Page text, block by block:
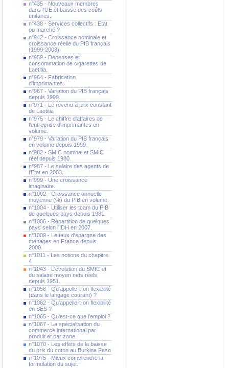
n°435 - Nouveaux membres
dans l'UE et baisse des coûts
unitaires..
n°438 - Services collectifs : Etat
ou marché ?
n°942 - Croissance nominale et
croissance réelle du PIB français
(1999-2008).
n°959 - Dépenses et
consommation de cigarettes de
Laetitia.
n°964 - Fabrication
d'imprimantes.
n°967 - Variation du PIB français
depuis 1999.
n°971 - Le revenu à prix constant
de Laetitia
n°975 - Le chiffre d'affaires de
l'entreprise d'imprimantes en
volume.
n°979 - Variation du PIB français
en volume depuis 1999.
n°982 - SMIC nominal et SMIC
réel depuis 1980.
n°987 - Le salaire des agents de
l'Etat en 2003.
n°999 - Une croissance
imaginaire.
n°1002 - Croissance annuelle
moyenne (%) du PIB en volume.
n°1004 - Utiliser les tcam du PIB
de quelques pays depuis 1981.
n°1006 - Répartition de quelques
pays selon l'IDH en 2007.
n°1009 - Le taux d'épargne des
ménages en France depuis
2000.
n°1011 - Les notions du chapitre
4
n°1043 - L'évolution du SMIC et
du salaire moyen nets réels
depuis 1951.
n°1058 - Qu'appelle-t-on flexibilité
(dans le langage courant) ?
n°1062 - Qu'appelle-t-on flexibilité
en SES ?
n°1065 - Qu'est-ce que l'emploi ?
n°1067 - La spécialisation du
commerce international par
produit et par zone
n°1070 - Les effets de la baisse
du prix du coton au Burkina Faso
n°1075 - Mieux comprendre la
formulation du sujet.